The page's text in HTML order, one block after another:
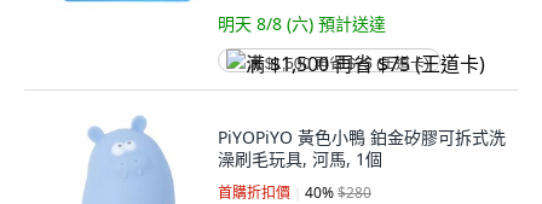
明天 8/8 (六) 預計送達
满 $1,500 再省 $75 (王道卡)
PiYOPiYO 黃色小鴨 鉑金矽膠可拆式洗
澡刷毛玩具, 河馬, 1個
首購折扣價 40%$280